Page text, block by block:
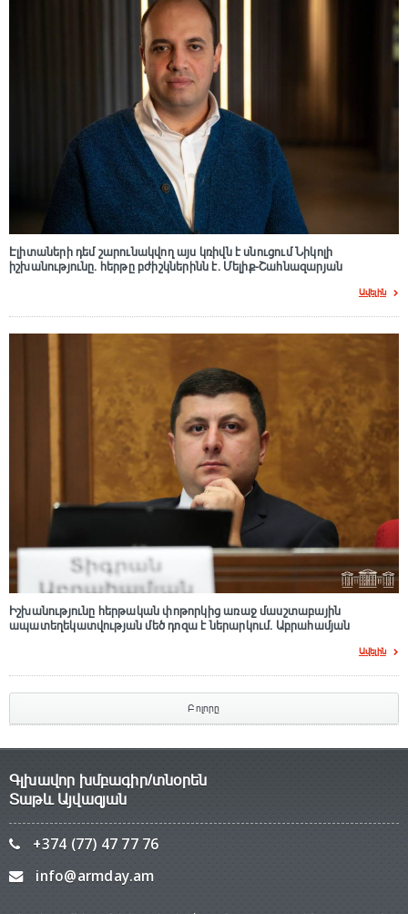
Էլիտաների դեմ շարունակվող այս կռիվն է սնուցում Նիկոլի
իշխանությունը. հերթը բժիշկներինն է. Մելիք-Շահնազարյան
Ավելին
Իշխանությունը հերթական փոթորկից առաջ մասշտաբային
ապատեղեկատվության մեծ դnզա է ներարկում․ Աբրահամյան
Ավելին
Բոլորը
Գլխավոր խմբագիր/տնօրեն
Տաթև Այվազյան
+374 (77) 47 77 76
info@armday.am